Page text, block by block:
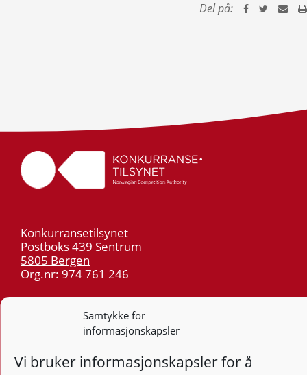
Samtykke for
informasjonskapsler
Vi bruker informasjonskapsler for å
Del på:
Konkurransetilsynet
Postboks 439 Sentrum
5805 Bergen
Org.nr: 974 761 246
55 59 75 00
post@kt.no